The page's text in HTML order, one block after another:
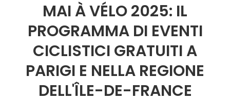
MAI À VÉLO 2025: IL
PROGRAMMA DI EVENTI
CICLISTICI GRATUITI A
PARIGI E NELLA REGIONE
DELL'ÎLE-DE-FRANCE